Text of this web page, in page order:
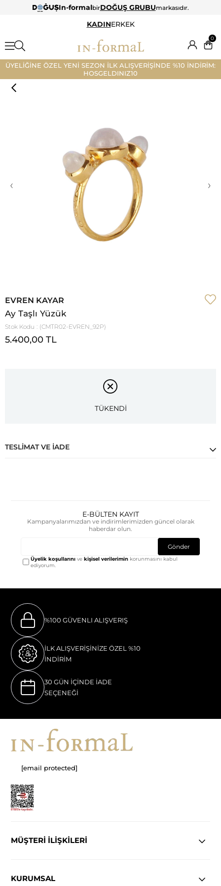
In-formalbirDOĞUŞ GRUBUmarkasıdır.
KADINERKEK
0
ÜYELİĞİNE ÖZEL YENİ SEZON İLK ALIŞVERİŞİNDE %10 İNDİRİM:
HOSGELDINIZ10
‹ ›
EVREN KAYAR
Ay Taşlı Yüzük
Stok Kodu (CMTR02-EVREN_92P)
5.400,00 TL
TÜKENDİ
TESLIMAT VE İADE
E-BÜLTEN KAYIT
Kampanyalarımızdan ve indirimlerimizden güncel olarak
haberdar olun.
Gönder
Üyelik koşullarını vekişisel verilerimin korunmasını kabul
ediyorum.
%100 GÜVENLI ALIŞVERIŞ
İLK ALIŞVERİŞİNİZE ÖZEL %10
İNDİRİM
30 GÜN İÇİNDE İADE
SEÇENEĞİ
[email protected]
MÜŞTERİ İLİŞKİLERİ
KURUMSAL